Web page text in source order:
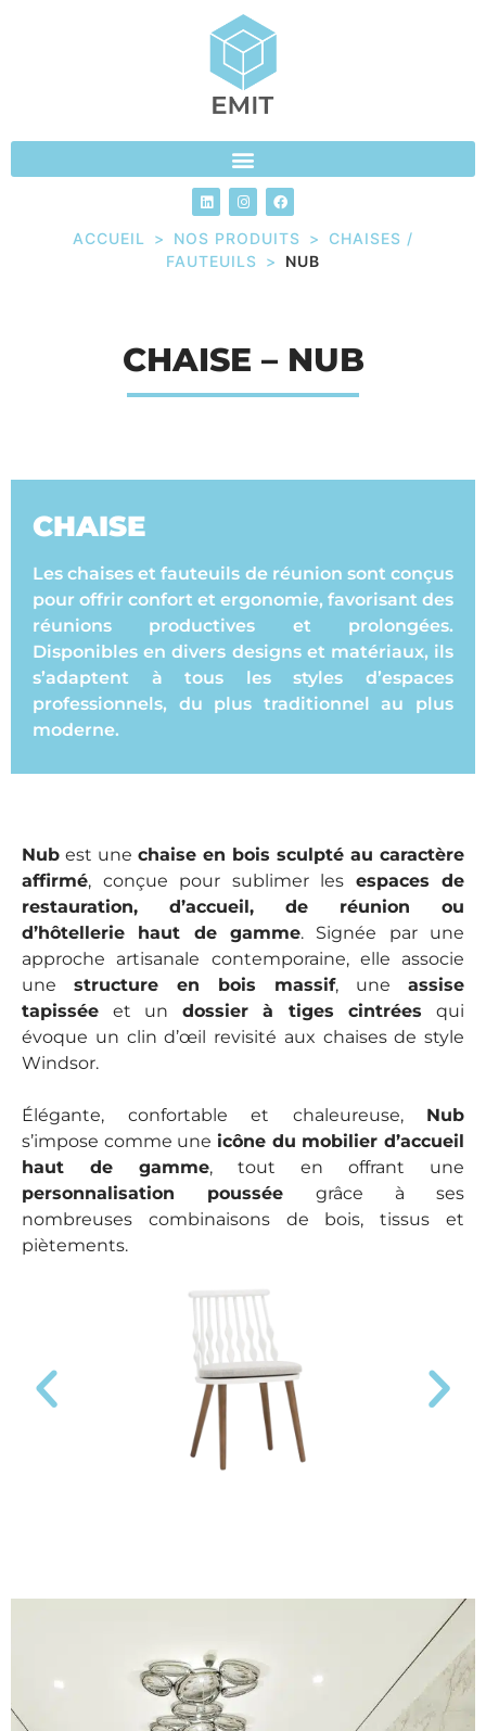
ACCUEIL > NOS PRODUITS >
CHAISES /
FAUTEUILS > NUB
CHAISE – NUB
CHAISE
Les chaises et fauteuils de réunion sont conçus
pour offrir confort et ergonomie, favorisant des
réunions productives et prolongées.
Disponibles en divers designs et matériaux, ils
s’adaptent à tous les styles d’espaces
professionnels, du plus traditionnel au plus
moderne.
Nub est une chaise en bois sculpté au caractère
affirmé, conçue pour sublimer les espaces de
restauration, d’accueil, de réunion ou
d’hôtellerie haut de gamme. Signée par une
approche artisanale contemporaine, elle associe
une structure en bois massif, une assise
tapissée et un dossier à tiges cintrées qui
évoque un clin d’œil revisité aux chaises de style
Windsor.
Élégante, confortable et chaleureuse, Nub
s’impose comme une icône du mobilier d’accueil
haut de gamme, tout en offrant une
personnalisation poussée grâce à ses
nombreuses combinaisons de bois, tissus et
piètements.